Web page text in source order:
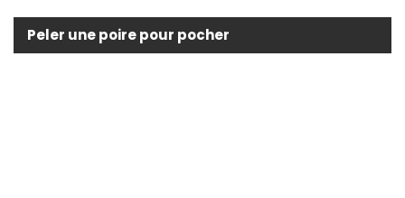
Peler une poire pour pocher